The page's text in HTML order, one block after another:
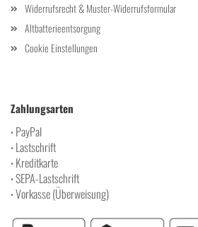
Widerrufsrecht & Muster-Widerrufsformular
Altbatterieentsorgung
Cookie Einstellungen
Zahlungsarten
•PayPal
•Lastschrift
•Kreditkarte
•SEPA-Lastschrift
•Vorkasse (Überweisung)